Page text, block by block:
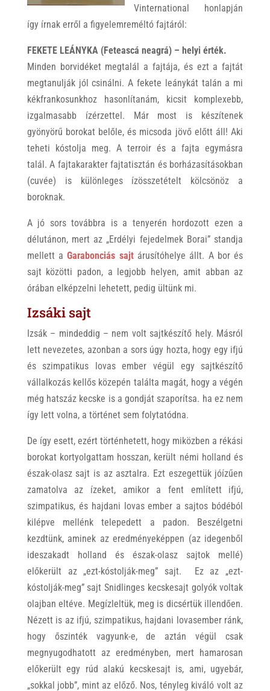
Vinternational honlapján
így írnak erről a figyelemreméltó fajtáról:
FEKETE LEÁNYKA(Feteascá neagrá) – helyi érték.
Minden borvidéket megtalál a fajtája, és ezt a fajtát
megtanulják jól csinálni. A fekete leánykát talán a mi
kékfrankosunkhoz hasonlítanám, kicsit komplexebb,
izgalmasabb ízérzettel. Már most is készítenek
gyönyörű borokat belőle, és micsoda jövő előtt áll! Aki
teheti kóstolja meg. A terroir és a fajta egymásra
talál. A fajtakarakter fajtatisztán és borházasításokban
(cuvée) is különleges ízösszetételt kölcsönöz a
boroknak.
A jó sors továbbra is a tenyerén hordozott ezen a
délutánon, mert az „Erdélyi fejedelmek Borai” standja
mellett aGarabonciás sajt árusítóhelye állt. A bor és
sajt közötti padon, a legjobb helyen, amit abban az
órában elképzelni lehetett, pedig ültünk mi.
Izsáki sajt
Izsák – mindeddig – nem volt sajtkészítő hely. Másról
lett nevezetes, azonban a sors úgy hozta, hogy egy ifjú
és szimpatikus lovas ember végül egy sajtkészítő
vállalkozás kellős közepén találta magát, hogy a végén
még hatszáz kecske is a gondját szaporítsa. ha ez nem
így lett volna, a történet sem folytatódna.
De így esett, ezért történhetett, hogy miközben a rékási
borokat kortyolgattam hosszan, került némi holland és
észak-olasz sajt is az asztalra. Ezt eszegettük jóízűen
zamatolva az ízeket, amikor a fent említett ifjú,
szimpatikus, és hajdani lovas ember a sajtos bódéból
kilépve mellénk telepedett a padon. Beszélgetni
kezdtünk, aminek az eredményeképpen (az idegenből
ideszakadt holland és észak-olasz sajtok mellé)
előkerült az „ezt-kóstolják-meg” sajt. Ez az „ezt-
kóstolják-meg” sajt Snidlinges kecskesajt golyók voltak
olajban eltéve. Megízleltük, meg is dicsértük illendően.
Nézett is az ifjú, szimpatikus, hajdani lovasember ránk,
hogy őszinték vagyunk-e, de aztán végül csak
megnyugodhatott az eredményben, mert hamarosan
előkerült egy rúd alakú kecskesajt is, ami, ugyebár,
„sokkal jobb”, mint az előző. Nos, tényleg kiváló volt az